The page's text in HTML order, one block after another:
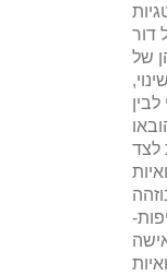
של
לצד